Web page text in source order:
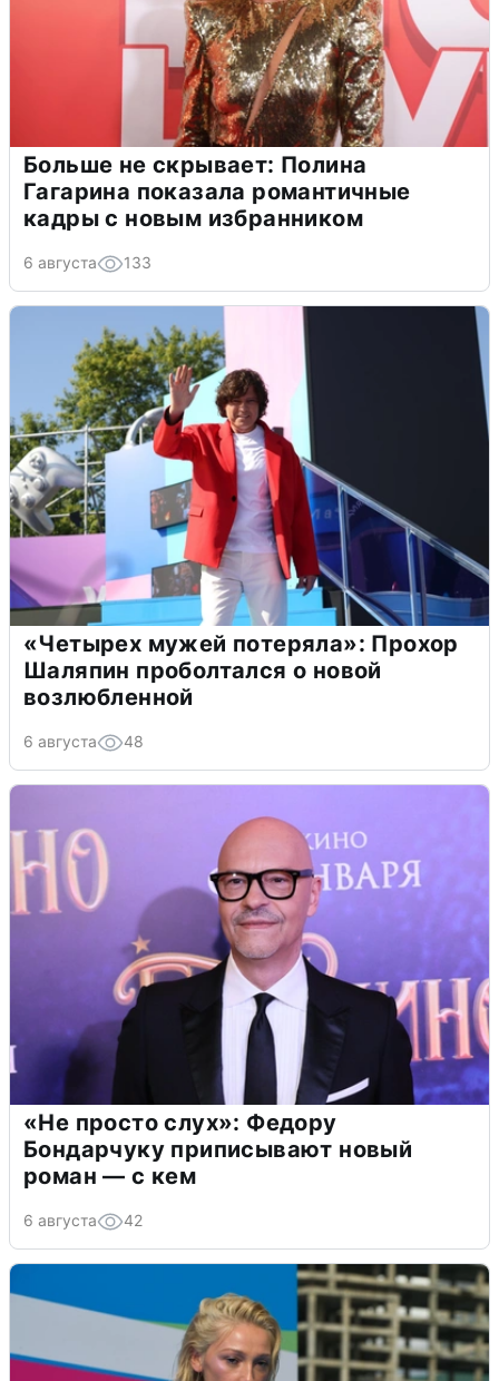
Больше не скрывает: Полина
Гагарина показала романтичные
кадры с новым избранником
6 августа 133
«Четырех мужей потеряла»: Прохор
Шаляпин проболтался о новой
возлюбленной
6 августа 48
«Не просто слух»: Федору
Бондарчуку приписывают новый
роман — с кем
6 августа 42